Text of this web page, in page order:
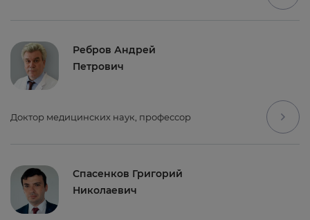
Ребров Андрей
Петрович
Доктор медицинских наук, профессор
Спасенков Григорий
Николаевич